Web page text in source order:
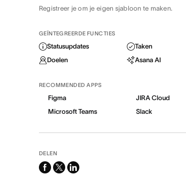
Registreer je om je eigen sjabloon te maken.
GEÏNTEGREERDE FUNCTIES
Statusupdates
Taken
Doelen
Asana AI
RECOMMENDED APPS
Figma
JIRA Cloud
Microsoft Teams
Slack
DELEN
facebook
x-
linkedin